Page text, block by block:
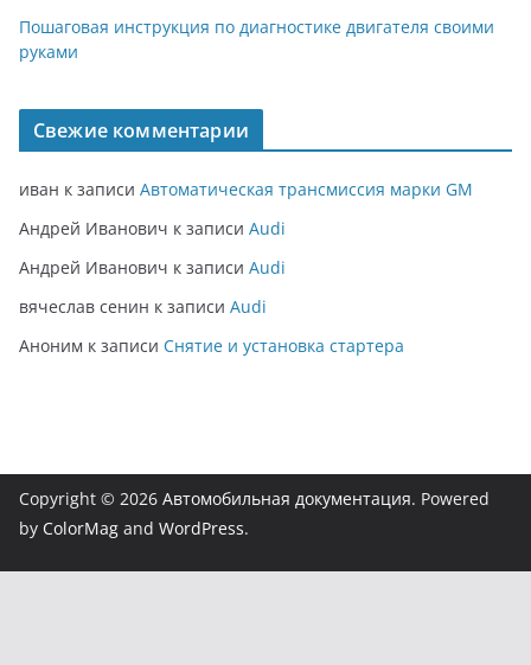
Пошаговая инструкция по диагностике двигателя своими
руками
Свежие комментарии
иван к записи Автоматическая трансмиссия марки GM
Андрей Иванович к записи Audi
Андрей Иванович к записи Audi
вячеслав сенин к записи Audi
Аноним к записи Снятие и установка стартера
Copyright © 2026 Автомобильная документация. Powered
by ColorMag and WordPress.